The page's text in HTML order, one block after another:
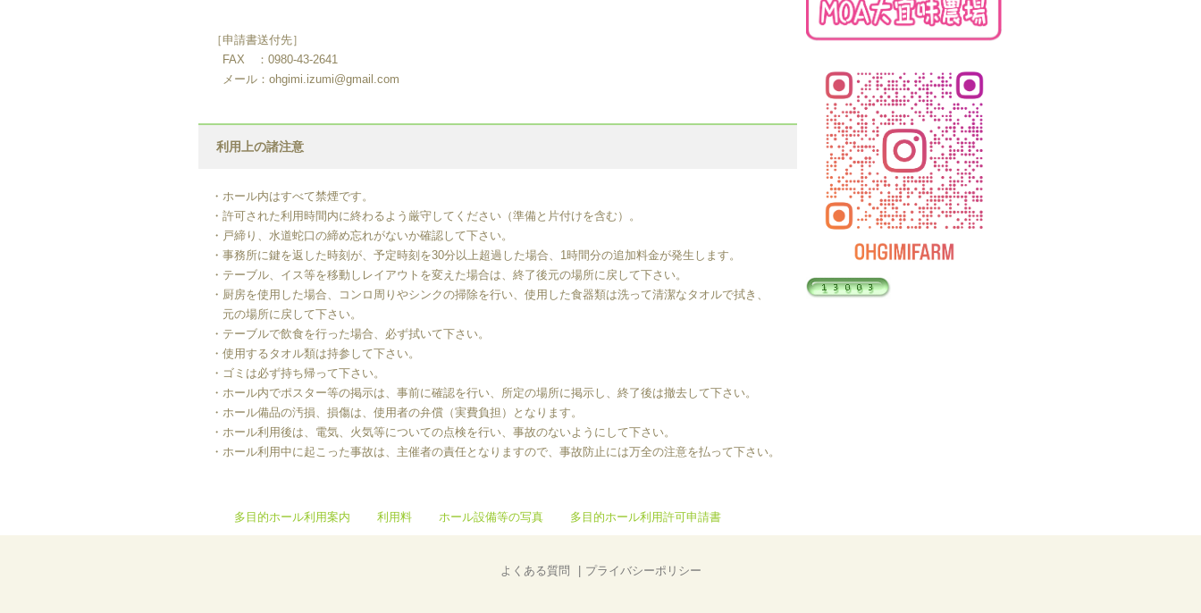
［申請書送付先］
FAX ：0980-43-2641
メール：ohgimi.izumi@gmail.com
利用上の諸注意
・ホール内はすべて禁煙です。
・許可された利用時間内に終わるよう厳守してください（準備と片付けを含む）。
・戸締り、水道蛇口の締め忘れがないか確認して下さい。
・事務所に鍵を返した時刻が、予定時刻を30分以上超過した場合、1時間分の追加料金が発生します。
・テーブル、イス等を移動しレイアウトを変えた場合は、終了後元の場所に戻して下さい。
・厨房を使用した場合、コンロ周りやシンクの掃除を行い、使用した食器類は洗って清潔なタオルで拭き、
元の場所に戻して下さい。
・テーブルで飲食を行った場合、必ず拭いて下さい。
・使用するタオル類は持参して下さい。
・ゴミは必ず持ち帰って下さい。
・ホール内でポスター等の掲示は、事前に確認を行い、所定の場所に掲示し、終了後は撤去して下さい。
・ホール備品の汚損、損傷は、使用者の弁償（実費負担）となります。
・ホール利用後は、電気、火気等についての点検を行い、事故のないようにして下さい。
・ホール利用中に起こった事故は、主催者の責任となりますので、事故防止には万全の注意を払って下さい。
多目的ホール利用案内 利用料 ホール設備等の写真 多目的ホール利用許可申請書
よくある質問 プライバシーポリシー